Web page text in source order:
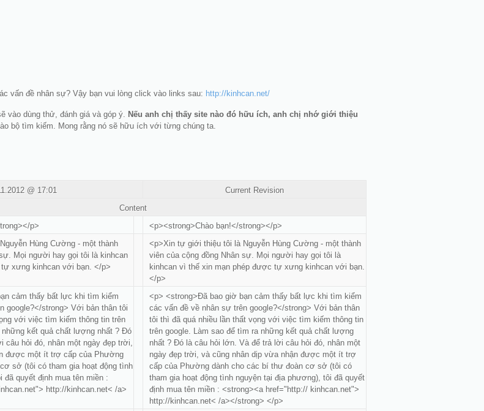
vấn đề nhân sự? Vậy bạn vui lòng click vào links sau: http://kinhcan.net/
vào dùng thử, đánh giá và góp ý. Nếu anh chị thấy site nào đó hữu ích, anh chị nhớ giới thiệu
bộ tìm kiếm. Mong rằng nó sẽ hữu ích với từng chúng ta.
@ 17:01
Current Revision
Content
p>
<p><strong>Chào bạn!</strong></p>
Hùng Cường - một thành
Mọi người hay gọi tôi là kinhcan
xưng kinhcan với bạn. </p>
<p>Xin tự giới thiệu tôi là Nguyễn Hùng Cường - một thành
viên của cộng đồng Nhân sự. Mọi người hay gọi tôi là
kinhcan vì thế xin mạn phép được tự xưng kinhcan với bạn.
</p>
cảm thấy bất lực khi tìm kiểm
google?</strong> Với bản thân tôi
với việc tìm kiếm thông tin trên
kết quả chất lượng nhất ? Đó
câu hỏi đó, nhân một ngày đẹp trời,
được một ít trợ cấp của Phường
sở (tôi có tham gia hoạt động tình
đã quyết định mua tên miền :
http://kinhcan.net< /a>
<p> <strong>Đã bao giờ bạn cảm thấy bất lực khi tìm kiểm
các vấn đề về nhân sự trên google?</strong> Với bản thân
tôi thì đã quá nhiều lần thất vọng với việc tìm kiếm thông tin
trên google. Làm sao để tìm ra những kết quả chất lượng
nhất ? Đó là câu hỏi lớn. Và để trả lời câu hỏi đó, nhân một
ngày đẹp trời, và cũng nhân dịp vừa nhận được một ít trợ
cấp của Phường dành cho các bí thư đoàn cơ sở (tôi có
tham gia hoạt động tình nguyện tại địa phương), tôi đã quyết
định mua tên miền : <strong><a href="http:// kinhcan.net">
http://kinhcan.net< /a></strong> </p>